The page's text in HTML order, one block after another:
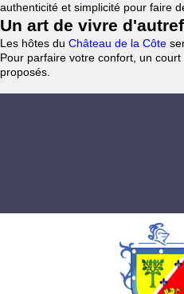
authenticité et simplicité pour faire
Un art de vivre
Les hôtes du Château de la Côte
Pour parfaire votre confort, un
proposés.